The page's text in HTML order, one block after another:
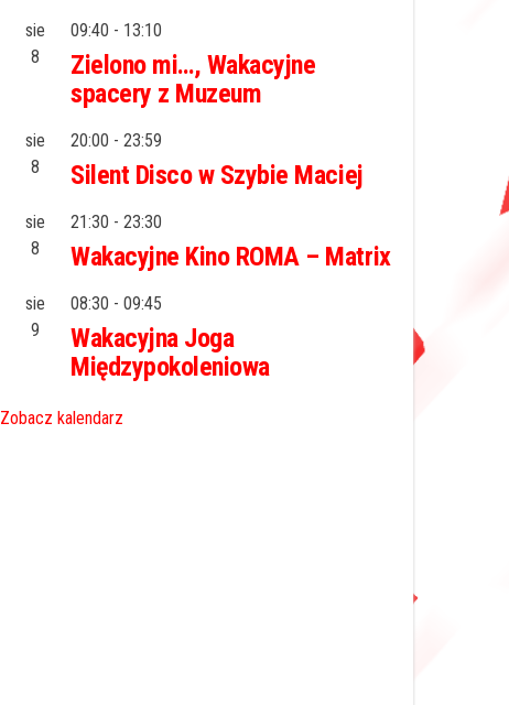
sie
8
09:40 - 13:10
Zielono mi…, Wakacyjne
spacery z Muzeum
sie
8
20:00 - 23:59
Silent Disco w Szybie Maciej
sie
8
21:30 - 23:30
Wakacyjne Kino ROMA – Matrix
sie
9
08:30 - 09:45
Wakacyjna Joga
Międzypokoleniowa
Zobacz kalendarz